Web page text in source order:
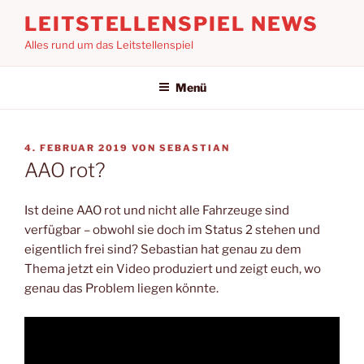
Inhalt
springen
LEITSTELLENSPIEL NEWS
Alles rund um das Leitstellenspiel
Menü
VERÖFFENTLICHT
AM
4. FEBRUAR 2019 VON SEBASTIAN
AAO rot?
Ist deine AAO rot und nicht alle Fahrzeuge sind
verfügbar – obwohl sie doch im Status 2 stehen und
eigentlich frei sind? Sebastian hat genau zu dem
Thema jetzt ein Video produziert und zeigt euch, wo
genau das Problem liegen könnte.